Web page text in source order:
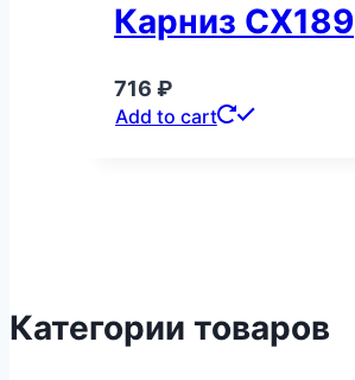
Карниз CX189
716 ₽
Add to cart
Категории товаров